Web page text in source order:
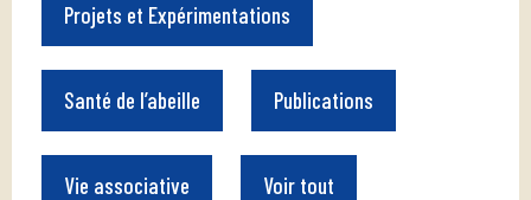
Projets et Expérimentations
Santé de l’abeille Publications
Vie associative Voir tout